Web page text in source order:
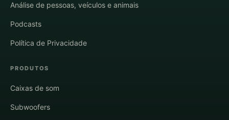
Análise de pessoas, veículos e animais
Podcasts
Política de Privacidade
PRODUTOS
Caixas de som
Subwoofers